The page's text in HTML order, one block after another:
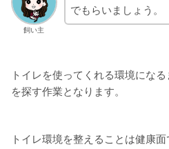
飼い主
でもらいましょう。
トイレを使ってくれる環境にな
を探す作業となります。
トイレ環境を整えることは健康